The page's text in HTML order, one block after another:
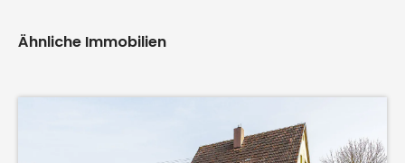
Ähnliche Immobilien